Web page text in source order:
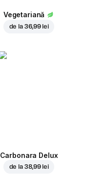
Vegetariană
de la 36,99 lei
Carbonara Delux
de la 38,99 lei